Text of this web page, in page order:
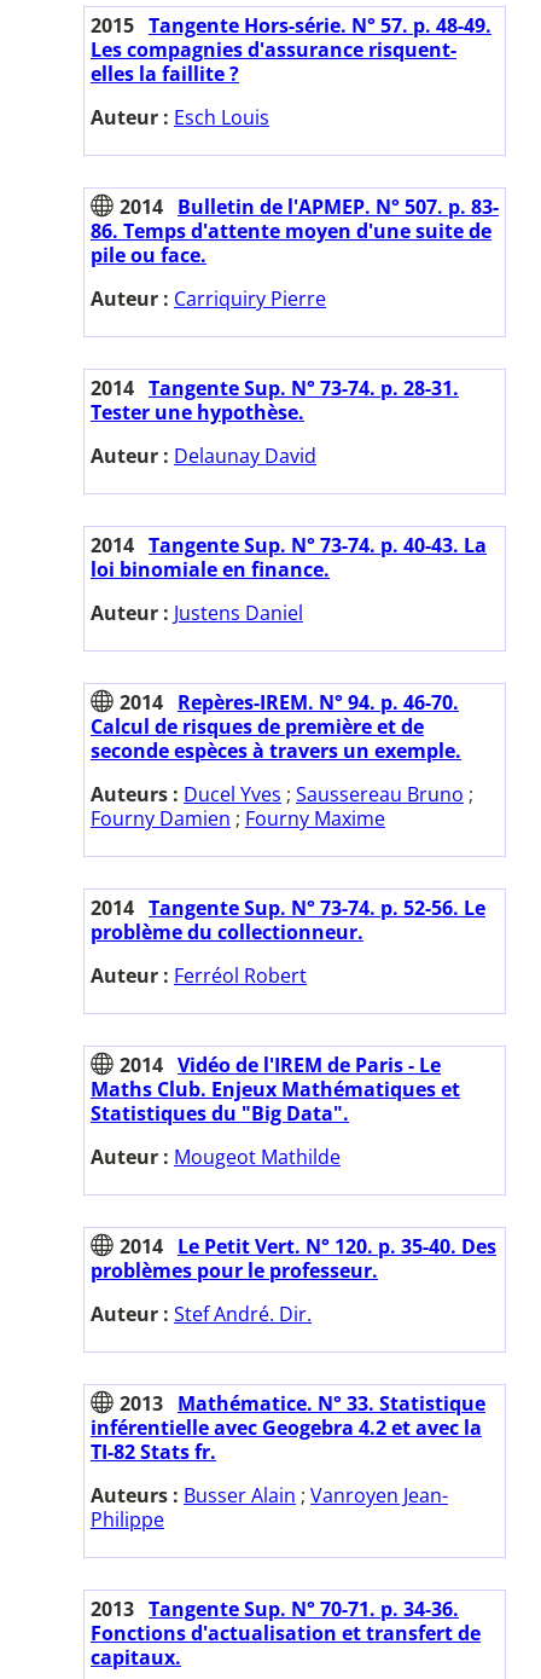
2015 Tangente Hors-série. N° 57. p. 48-49.
Les compagnies d'assurance risquent-
elles la faillite ?
Auteur : Esch Louis
2014 Bulletin de l'APMEP. N° 507. p. 83-
86. Temps d'attente moyen d'une suite de
pile ou face.
Auteur : Carriquiry Pierre
2014 Tangente Sup. N° 73-74. p. 28-31.
Tester une hypothèse.
Auteur : Delaunay David
2014 Tangente Sup. N° 73-74. p. 40-43. La
loi binomiale en finance.
Auteur : Justens Daniel
2014 Repères-IREM. N° 94. p. 46-70.
Calcul de risques de première et de
seconde espèces à travers un exemple.
Auteurs : Ducel Yves ; Saussereau Bruno ;
Fourny Damien ; Fourny Maxime
2014 Tangente Sup. N° 73-74. p. 52-56. Le
problème du collectionneur.
Auteur : Ferréol Robert
2014 Vidéo de l'IREM de Paris - Le
Maths Club. Enjeux Mathématiques et
Statistiques du "Big Data".
Auteur : Mougeot Mathilde
2014 Le Petit Vert. N° 120. p. 35-40. Des
problèmes pour le professeur.
Auteur : Stef André. Dir.
2013 Mathématice. N° 33. Statistique
inférentielle avec Geogebra 4.2 et avec la
TI-82 Stats fr.
Auteurs : Busser Alain ; Vanroyen Jean-
Philippe
2013 Tangente Sup. N° 70-71. p. 34-36.
Fonctions d'actualisation et transfert de
capitaux.